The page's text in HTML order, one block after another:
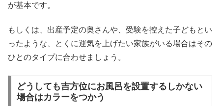
が基本です。
もしくは、出産予定の奥さんや、受験を控えた子どもとい
ったような、とくに運気を上げたい家族がいる場合はその
ひとのタイプに合わせましょう。
どうしても吉方位にお風呂を設置するしかない
場合はカラーをつかう